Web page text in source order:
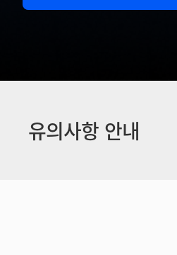
유의사항 안내